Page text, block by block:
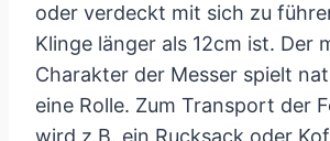
oder verdeckt mit sich zu
Klinge länger als 12cm ist. Der
Charakter der Messer spielt
eine Rolle. Zum Transport der
wird z.B. ein Rucksack oder